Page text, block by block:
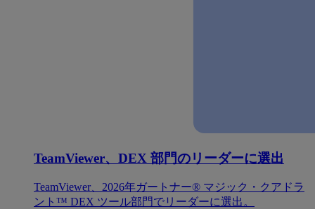
TeamViewer、DEX 部門のリーダーに選出
TeamViewer、2026年ガートナー® マジック・クアドラ
ント™ DEX ツール部門でリーダーに選出。